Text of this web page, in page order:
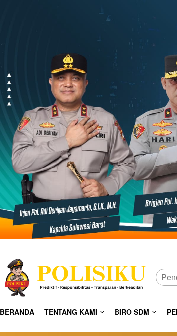
BERANDA TENTANG KAMI BIRO SDM